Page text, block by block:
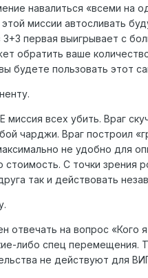
навалиться «всеми на
этой миссии автосливать
первая выигрывает с
обратить ваше
будете пользовать этот
миссия всех убить. Враг
чарджи. Враг построил
не удобно для
С точки зрения
так и действовать
на вопрос «Кого
либо спец перемещения.
не действуют для